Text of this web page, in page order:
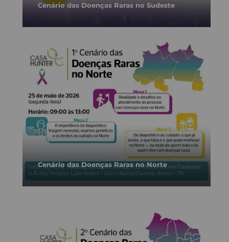
Cenário das Doenças Raras no Sudeste
Cenário das Doenças Raras no Norte